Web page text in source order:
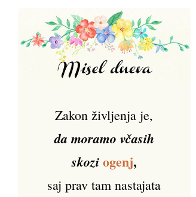
Zakon življenja je,
da moramo včasih
skozi ogenj,
saj prav tam nastajata